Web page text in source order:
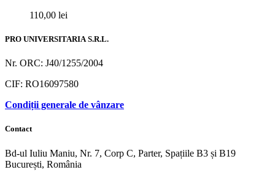
110,00 lei
PRO UNIVERSITARIA S.R.L.
Nr. ORC: J40/1255/2004
CIF: RO16097580
Condiții generale de vânzare
Contact
Bd-ul Iuliu Maniu, Nr. 7, Corp C, Parter, Spațiile B3 și B19
București, România